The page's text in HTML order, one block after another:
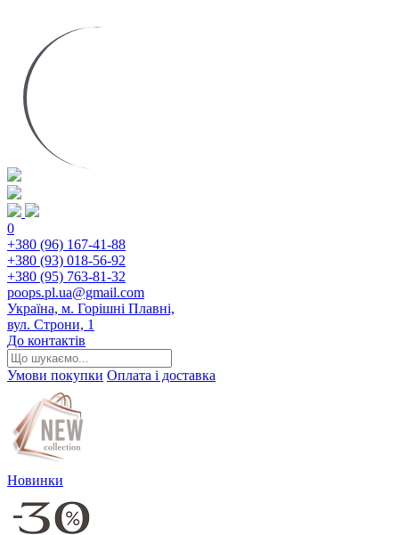
0
+380 (96) 167-41-88
+380 (93) 018-56-92
+380 (95) 763-81-32
poops.pl.ua@gmail.com
Україна, м. Горішні Плавні,
вул. Строни, 1
До контактів
Умови покупки Оплата і доставка
Новинки